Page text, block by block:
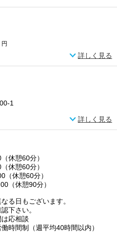
円
詳しく見る
1
詳しく見る
休憩60分）
休憩60分）
休憩60分）
（休憩90分）
る日もございます。
下さい。
応相談
時間制（週平均40時間以内）